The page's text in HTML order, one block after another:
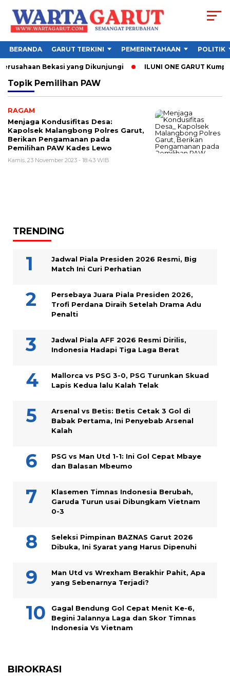
BERANDA GARUT TERKINI PEMERINTAHAAN POLITIK
Bekasi yang Dikunjungi ILUNI ONE GARUT
Topik Pemilihan PAW
RAGAM
Menjaga Kondusifitas Desa:
Kapolsek Malangbong Polres Garut,
Berikan Pengamanan pada
Pemilihan PAW Kades Lewo
Kamis, 23 November 2023 - 18:43 WIB
TRENDING
Jadwal Piala Presiden 2026 Resmi, Big
Match Ini Curi Perhatian
Persebaya Juara Piala Presiden 2026,
Trofi Perdana Diraih Setelah Drama Adu
Penalti
Jadwal Piala AFF 2026 Resmi Dirilis,
Indonesia Hadapi Tiga Laga Berat
Mallorca vs PSG 3-0, PSG Turunkan Skuad
Lapis Kedua lalu Kalah Telak
Arsenal vs Betis: Betis Cetak 3 Gol di
Babak Pertama, Ini Penyebab Arsenal
Kalah
PSG vs Man Utd 1-1: Ini Gol Cepat Mbaye
dan Balasan Mbeumo
Klasemen Timnas Indonesia Berubah,
Garuda Turun usai Dibungkam Vietnam
0-3
Seleksi Pimpinan BAZNAS Garut 2026
Dibuka, Ini Syarat yang Harus Dipenuhi
Man Utd vs Wrexham Berakhir Pahit, Apa
yang Sebenarnya Terjadi?
Gagal Bendung Gol Cepat Menit Ke-6,
Begini Jalannya Laga dan Skor Timnas
Indonesia Vs Vietnam
BIROKRASI